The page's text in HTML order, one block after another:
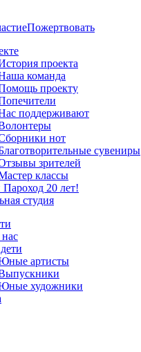
Пожертвовать
проекта
команда
проекту
поддерживают
нот
сувениры
зрителей
классы
20 лет!
студия
артисты
художники